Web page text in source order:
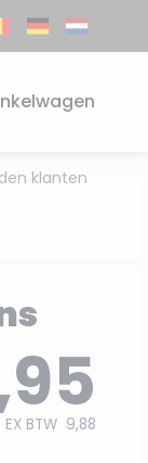
klanten
EX BTW 9,88